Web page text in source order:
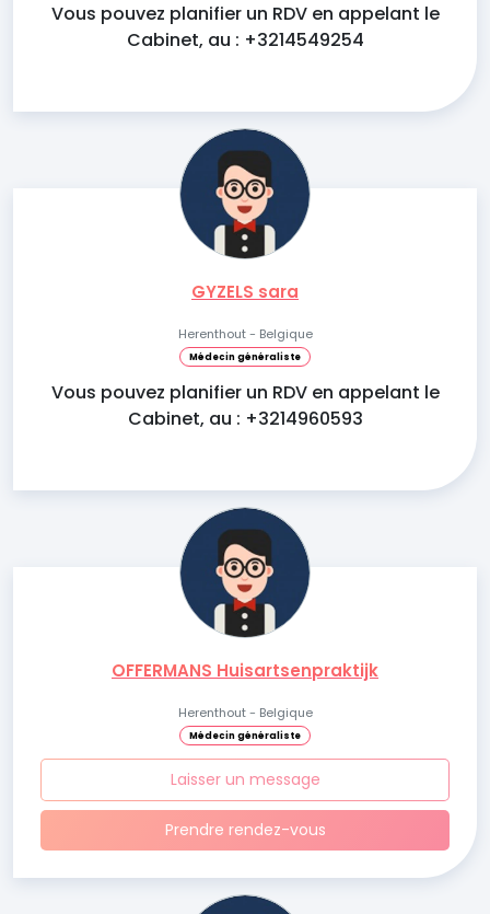
Vous pouvez planifier un RDV en appelant le
Cabinet, au : +3214549254
GYZELS sara
Herenthout - Belgique
Médecin généraliste
Vous pouvez planifier un RDV en appelant le
Cabinet, au : +3214960593
OFFERMANS Huisartsenpraktijk
Herenthout - Belgique
Médecin généraliste
Laisser un message
Prendre rendez-vous